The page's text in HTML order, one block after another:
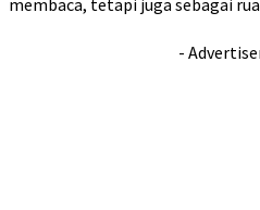
membaca, tetapi juga sebagai
-